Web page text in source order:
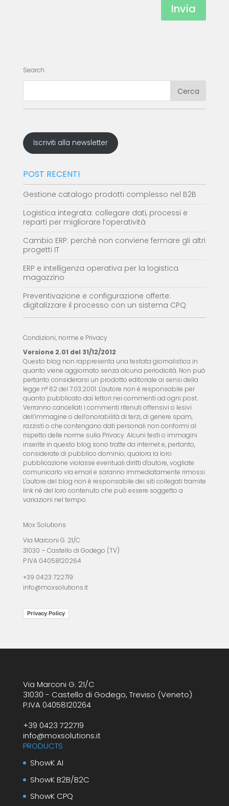
Invia
Search
Iscriviti alla newsletter
POST RECENTI
Gestione catalogo prodotti complesso nel B2B
Logistica integrata: collegare dati, processi e
reparti per migliorare l’operatività
Cambio ERP: perché non conviene fermare gli altri
progetti IT
ERP e intelligenza operativa per la logistica
magazzino
Preventivazione e configurazione offerte:
digitalizzare il processo con un sistema CPQ
Condizioni, norme e Privacy
Versione 2.01 del 31/12/2012
Questo blog non rappresenta una testata giornalistica in
quanto viene aggiornato senza alcuna periodicità. Non può
pertanto considerarsi un prodotto editoriale ai sensi della
legge n° 62 del 7.03.2001. L'autore non è responsabile per
quanto pubblicato dai lettori nei commenti ad ogni post.
Verranno cancellati i commenti ritenuti offensivi o lesivi
dell’immagine o dell’onorabilità di terzi, di genere spam,
razzisti o che contengano dati personali non conformi al
rispetto delle norme sulla Privacy. Alcuni testi o immagini
inserite in questo blog sono tratte da internet e, pertanto,
considerate di pubblico dominio; qualora la loro
pubblicazione violasse eventuali diritti d'autore, vogliate
comunicarlo via email e saranno immediatamente rimossi.
L'autore del blog non è responsabile dei siti collegati tramite
link né del loro contenuto che può essere soggetto a
variazioni nel tempo.
Mox Solutions
Via Marconi G. 21/C
31030 – Castello di Godego (TV)
P.IVA 04058120264
+39 0423 722719
info@moxsolutions.it
Privacy Policy
Via Marconi G. 21/C
31030 - Castello di Godego, Treviso (Veneto)
P.IVA 04058120264
+39 0423 722719
info@moxsolutions.it
PRODUCTS
ShowK AI
ShowK B2B/B2C
ShowK CPQ